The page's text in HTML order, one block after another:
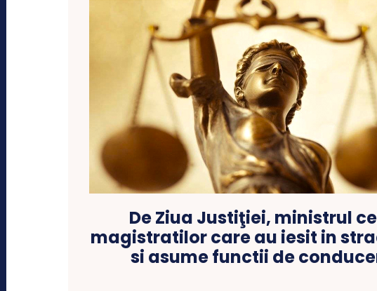
De Ziua Justiţiei, ministrul
magistratilor care au iesit in
si asume functii de